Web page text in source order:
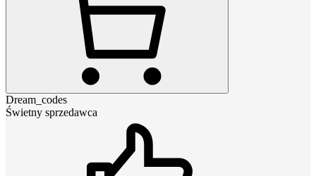
Dream_codes
Świetny sprzedawca